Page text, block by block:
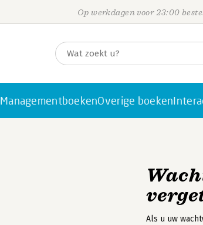
Op werkdagen voor 23:00
ManagementboekenOverige boeken
Als u uw